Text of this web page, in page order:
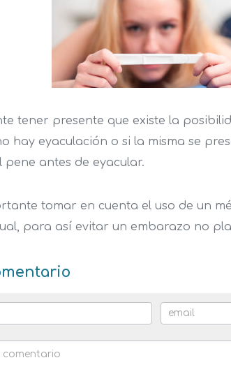
tener presente que existe la
hay eyaculación o si la misma se
pene antes de eyacular.
tomar en cuenta el uso de un
para así evitar un embarazo no